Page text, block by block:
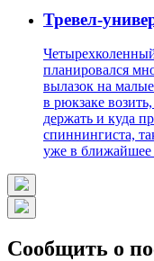
Тревел-
планировался
вылазок на
в рюкзаке
держать и куда
спиннингиста,
уже в ближайшее
Сообщить о